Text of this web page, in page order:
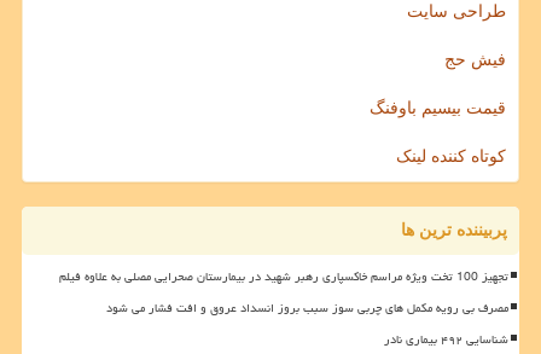
طراحی سایت
فیش حج
قیمت بیسیم باوفنگ
کوتاه کننده لینک
پربیننده ترین ها
تجهیز 100 تخت ویژه مراسم خاکسپاری رهبر شهید در بیمارستان صحرایی مصلی به علاوه فیلم
مصرف بی رویه مکمل های چربی سوز سبب بروز انسداد عروق و افت فشار می شود
شناسایی ۴۹۲ بیماری نادر